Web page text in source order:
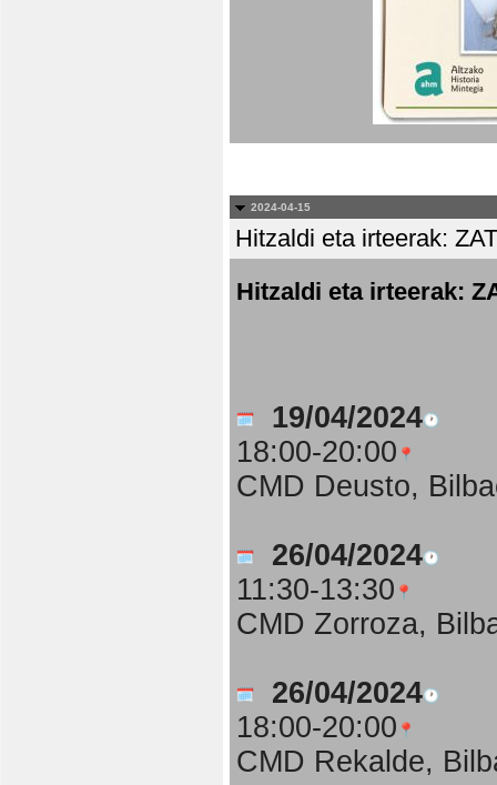
2024-04-15
Hitzaldi eta irteerak:
Hitzaldi eta irteerak:
19/04/2024
18:00-20:00
CMD Deusto,
26/04/2024
11:30-13:30
CMD Zorroza,
26/04/2024
18:00-20:00
CMD Rekalde,